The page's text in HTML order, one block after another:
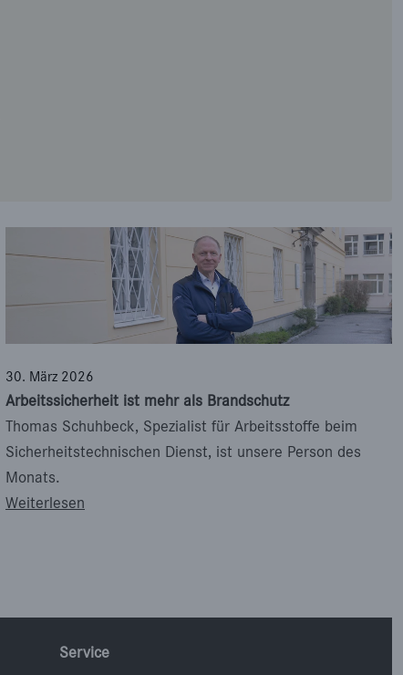
30. März 2026
Arbeitssicherheit ist mehr als Brandschutz
Thomas Schuhbeck, Spezialist für Arbeitsstoffe beim
Sicherheitstechnischen Dienst, ist unsere Person des
Monats.
Weiterlesen
Service